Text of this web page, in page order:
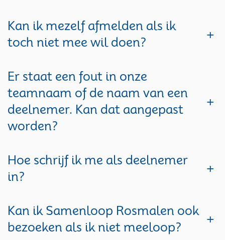
Kan ik mezelf afmelden als ik
toch niet mee wil doen?
+
Er staat een fout in onze
teamnaam of de naam van een
deelnemer. Kan dat aangepast
worden?
+
Hoe schrijf ik me als deelnemer
in?
+
Kan ik Samenloop Rosmalen ook
bezoeken als ik niet meeloop?
+